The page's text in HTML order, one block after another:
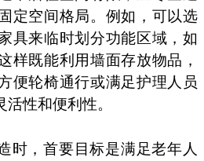
定空间格局。例如，可以选
具来临时划分功能区域，如
样既能利用墙面存放物品，
便轮椅通行或满足护理人员
性和便利性。
时，首要目标是满足老年人